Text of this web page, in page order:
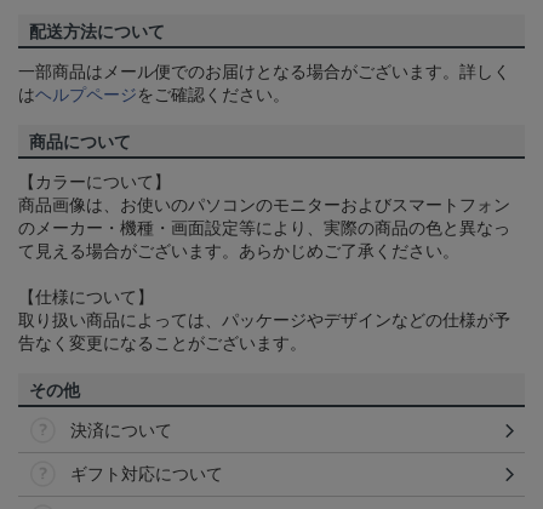
配送方法について
一部商品はメール便でのお届けとなる場合がございます。詳しく
はヘルプページをご確認ください。
商品について
【カラーについて】
商品画像は、お使いのパソコンのモニターおよびスマートフォン
のメーカー・機種・画面設定等により、実際の商品の色と異なっ
て見える場合がございます。あらかじめご了承ください。
【仕様について】
取り扱い商品によっては、パッケージやデザインなどの仕様が予
告なく変更になることがございます。
その他
決済について
ギフト対応について